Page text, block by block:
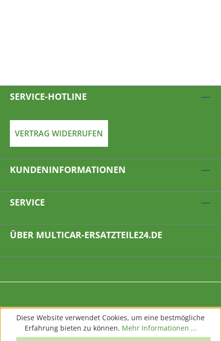
SERVICE-HOTLINE
VERTRAG WIDERRUFEN
KUNDENINFORMATIONEN
SERVICE
ÜBER MULTICAR-ERSATZTEILE24.DE
Diese Website verwendet Cookies, um eine bestmögliche
Erfahrung bieten zu können. Mehr Informationen ...